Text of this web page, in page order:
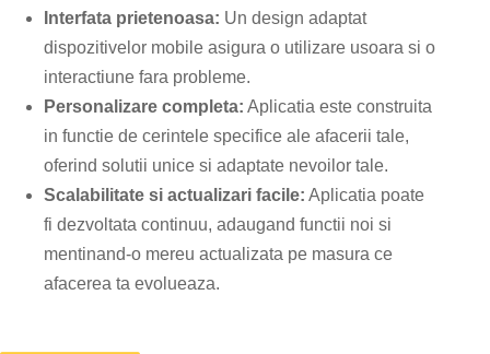
Interfata prietenoasa: Un design adaptat
dispozitivelor mobile asigura o utilizare usoara si o
interactiune fara probleme.
Personalizare completa: Aplicatia este construita
in functie de cerintele specifice ale afacerii tale,
oferind solutii unice si adaptate nevoilor tale.
Scalabilitate si actualizari facile: Aplicatia poate
fi dezvoltata continuu, adaugand functii noi si
mentinand-o mereu actualizata pe masura ce
afacerea ta evolueaza.